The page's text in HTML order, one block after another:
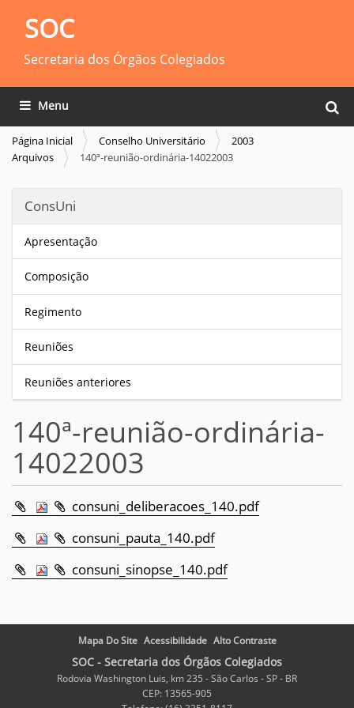
SOC
Secretaria dos Órgãos Colegiados
Busca
Toggle navigation
Página Inicial Conselho Universitário
2003
Arquivos
140ª-reunião-ordinária-14022003
ConsUni
Apresentação
Composição
Regimento
Reuniões
Reuniões anteriores
140ª-reunião-ordinária-
14022003
consuni_deliberacoes_140.pdf
consuni_pauta_140.pdf
consuni_sinopse_140.pdf
Mapa Do Site Acessibilidade Alto Contraste
SOC - Secretaria dos Órgãos Colegiados
Rodovia Washington Luis, km 235 - São Carlos - SP - BR
CEP: 13565-905